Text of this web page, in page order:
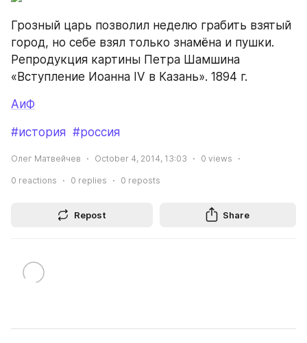
Грозный царь позволил неделю грабить взятый
город, но себе взял только знамёна и пушки.
Репродукция картины Петра Шамшина
«Вступление Иоанна IV в Казань». 1894 г.
АиФ
#история #россия
Олег Матвейчев October 4, 2014, 13:03 0 views
0 reactions 0 replies 0 reposts
Repost Share